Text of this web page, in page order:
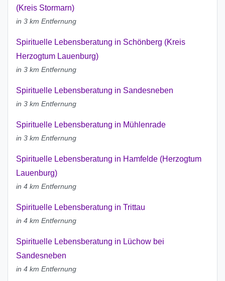
(Kreis Stormarn)
in 3 km Entfernung
Spirituelle Lebensberatung in Schönberg (Kreis
Herzogtum Lauenburg)
in 3 km Entfernung
Spirituelle Lebensberatung in Sandesneben
in 3 km Entfernung
Spirituelle Lebensberatung in Mühlenrade
in 3 km Entfernung
Spirituelle Lebensberatung in Hamfelde (Herzogtum
Lauenburg)
in 4 km Entfernung
Spirituelle Lebensberatung in Trittau
in 4 km Entfernung
Spirituelle Lebensberatung in Lüchow bei
Sandesneben
in 4 km Entfernung